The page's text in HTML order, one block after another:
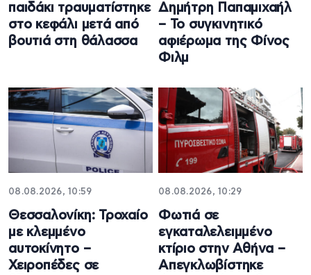
παιδάκι τραυματίστηκε
στο κεφάλι μετά από
βουτιά στη θάλασσα
Δημήτρη Παπαμιχαήλ
– Το συγκινητικό
αφιέρωμα της Φίνος
Φιλμ
08.08.2026, 10:59
Θεσσαλονίκη: Τροχαίο
με κλεμμένο
αυτοκίνητο –
Χειροπέδες σε
08.08.2026, 10:29
Φωτιά σε
εγκαταλελειμμένο
κτίριο στην Αθήνα –
Απεγκλωβίστηκε